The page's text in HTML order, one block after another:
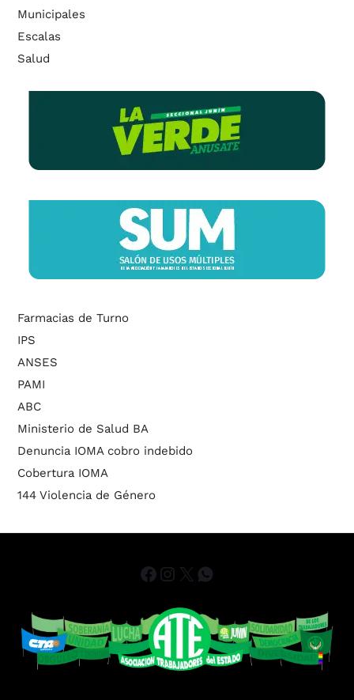
Municipales
Escalas
Salud
Farmacias de Turno
IPS
ANSES
PAMI
ABC
Ministerio de Salud BA
Denuncia IOMA cobro indebido
Cobertura IOMA
144 Violencia de Género